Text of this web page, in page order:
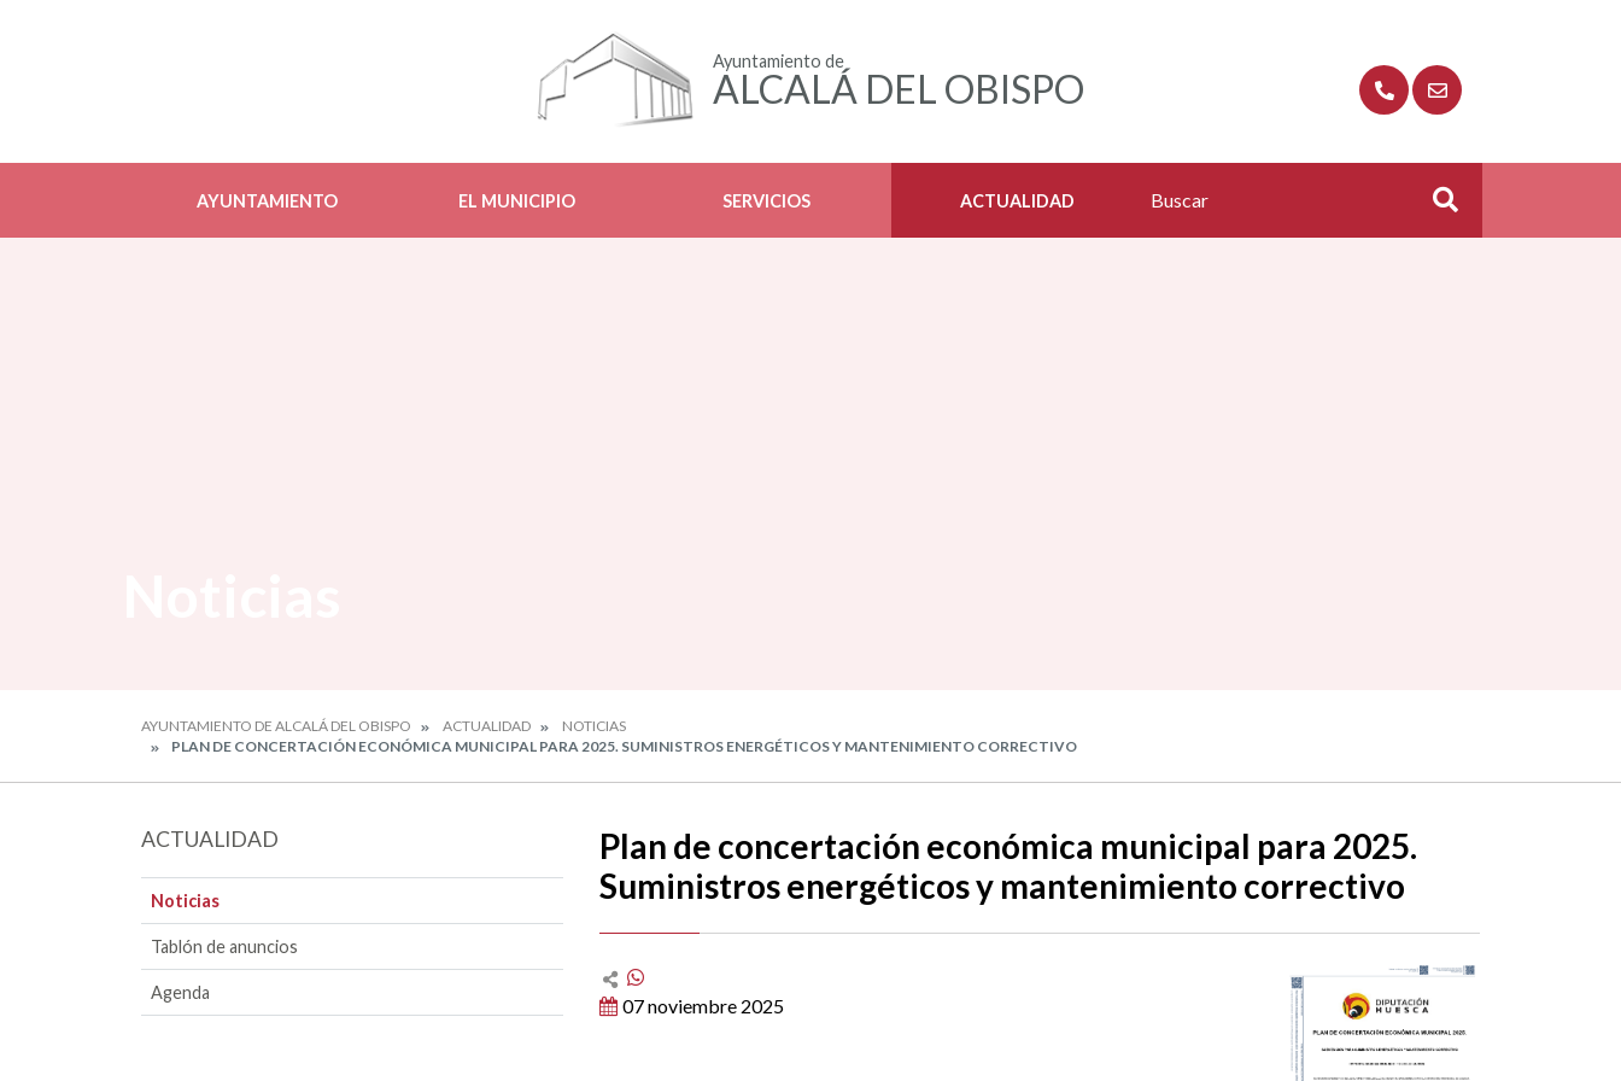
Ayuntamiento de
ALCALÁ DEL OBISPO
AYUNTAMIENTO EL MUNICIPIO SERVICIOS ACTUALIDAD Buscar
AYUNTAMIENTO DE ALCALÁ DEL OBISPO ACTUALIDAD
NOTICIAS
PLAN DE CONCERTACIÓN ECONÓMICA MUNICIPAL PARA 2025. SUMINISTROS ENERGÉTICOS Y MANTENIMIENTO CORRECTIVO
ACTUALIDAD
Noticias
Tablón de anuncios
Agenda
Plan de concertación económica municipal para 2025.
Suministros energéticos y mantenimiento correctivo
07 noviembre 2025